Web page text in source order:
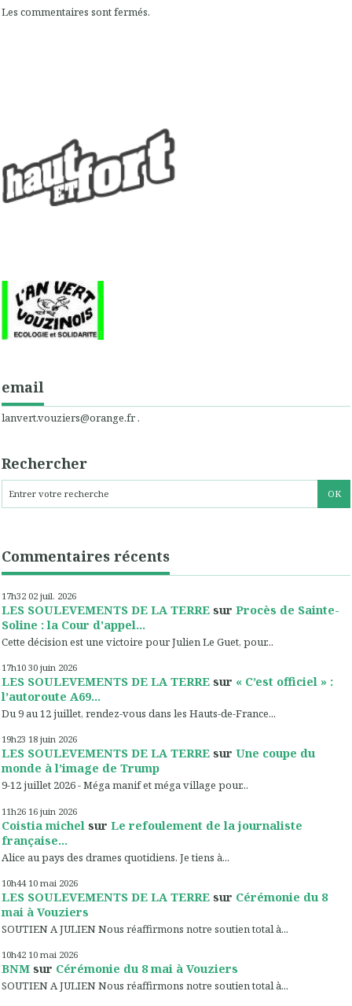
Les commentaires sont fermés.
email
lanvert.vouziers@orange.fr .
Rechercher
Commentaires récents
17h32 02 juil. 2026
LES SOULEVEMENTS DE LA TERRE sur Procès de Sainte-
Soline : la Cour d'appel...
Cette décision est une victoire pour Julien Le Guet, pour...
17h10 30 juin 2026
LES SOULEVEMENTS DE LA TERRE sur « C’est officiel » :
l’autoroute A69...
Du 9 au 12 juillet, rendez-vous dans les Hauts-de-France...
19h23 18 juin 2026
LES SOULEVEMENTS DE LA TERRE sur Une coupe du
monde à l’image de Trump
9-12 juillet 2026 - Méga manif et méga village pour...
11h26 16 juin 2026
Coistia michel sur Le refoulement de la journaliste
française...
Alice au pays des drames quotidiens. Je tiens à...
10h44 10 mai 2026
LES SOULEVEMENTS DE LA TERRE sur Cérémonie du 8
mai à Vouziers
SOUTIEN A JULIEN Nous réaffirmons notre soutien total à...
10h42 10 mai 2026
BNM sur Cérémonie du 8 mai à Vouziers
SOUTIEN A JULIEN Nous réaffirmons notre soutien total à...